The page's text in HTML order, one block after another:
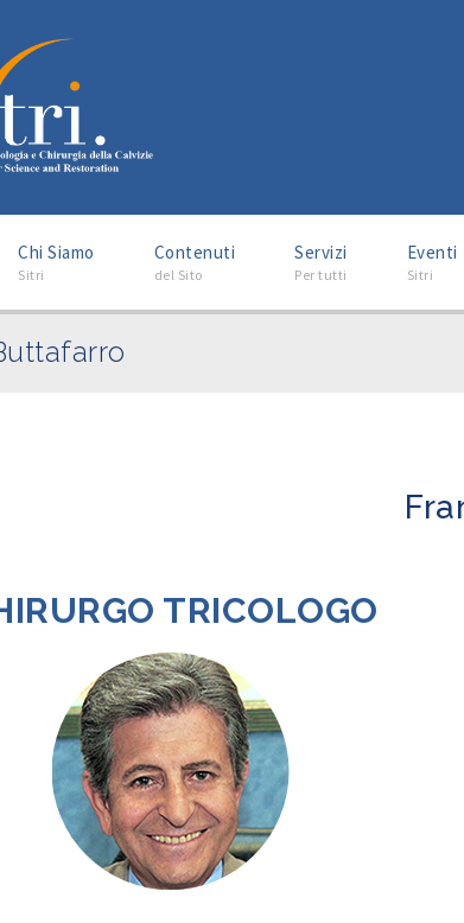
Chi Siamo
Sitri
Contenuti
del Sito
Servizi
Per tutti
Eventi
Sitri
TRICOLOGO